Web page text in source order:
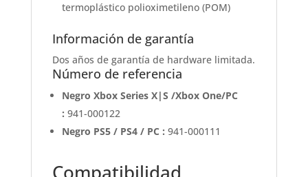
termoplástico polioximetileno (POM)
Información de garantía
Dos años de garantía de hardware limitada.
Número de referencia
Negro Xbox Series X|S /Xbox One/PC
: 941-000122
Negro PS5 / PS4 / PC : 941-000111